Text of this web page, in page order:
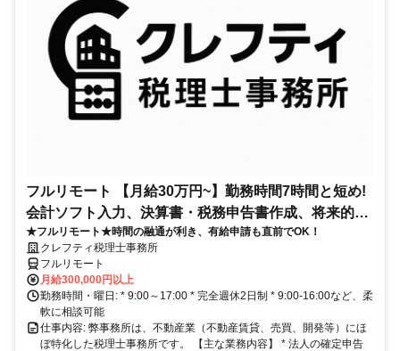
フルリモート 【月給30万円~】勤務時間7時間と短め!
会計ソフト入力、決算書・税務申告書作成、将来的に
決算説明も
★フルリモート★時間の融通が利き、有給申請も直前でOK！
クレフティ税理士事務所
フルリモート
月給300,000円以上
勤務時間・曜日: * 9:00～17:00 * 完全週休2日制 * 9:00-16:00など、柔
軟に相談可能
仕事内容: 弊事務所は、不動産業（不動産賃貸、売買、開発等）にほ
ぼ特化した税理士事務所です。 【主な業務内容】 * 法人の確定申告